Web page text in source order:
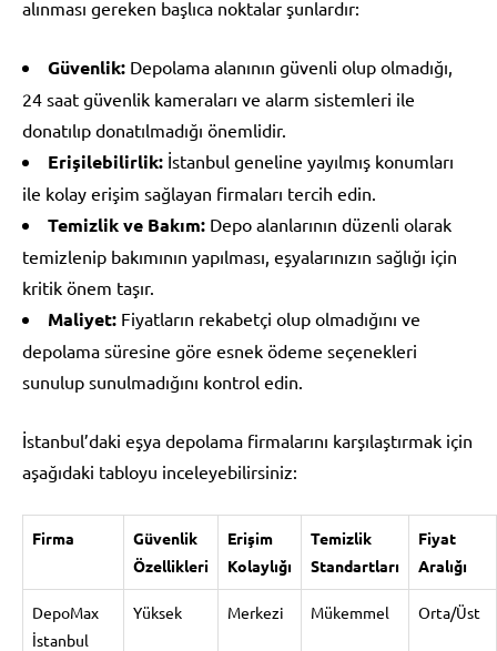
alınması gereken başlıca noktalar şunlardır:
Güvenlik: Depolama alanının güvenli olup olmadığı,
24 saat güvenlik kameraları ve alarm sistemleri ile
donatılıp donatılmadığı önemlidir.
Erişilebilirlik: İstanbul geneline yayılmış konumları
ile kolay erişim sağlayan firmaları tercih edin.
Temizlik ve Bakım: Depo alanlarının düzenli olarak
temizlenip bakımının yapılması, eşyalarınızın sağlığı için
kritik önem taşır.
Maliyet: Fiyatların rekabetçi olup olmadığını ve
depolama süresine göre esnek ödeme seçenekleri
sunulup sunulmadığını kontrol edin.
İstanbul’daki eşya depolama firmalarını karşılaştırmak için
aşağıdaki tabloyu inceleyebilirsiniz:
Firma
Güvenlik
Özellikleri
Erişim
Kolaylığı
Temizlik
Standartları
Fiyat
Aralığı
DepoMax
İstanbul
Yüksek Merkezi Mükemmel Orta/Üst